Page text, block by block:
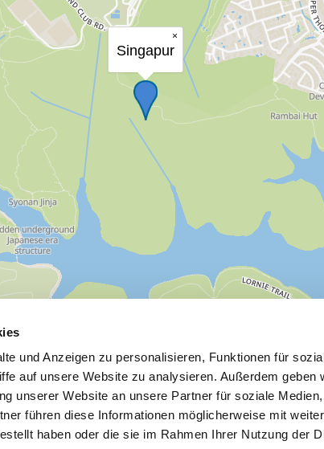
und Anzeigen zu personalisieren, Funktionen für
auf unsere Website zu analysieren. Außerdem geben
unserer Website an unsere Partner für soziale
führen diese Informationen möglicherweise mit
haben oder die sie im Rahmen Ihrer Nutzung der
×
Singapur